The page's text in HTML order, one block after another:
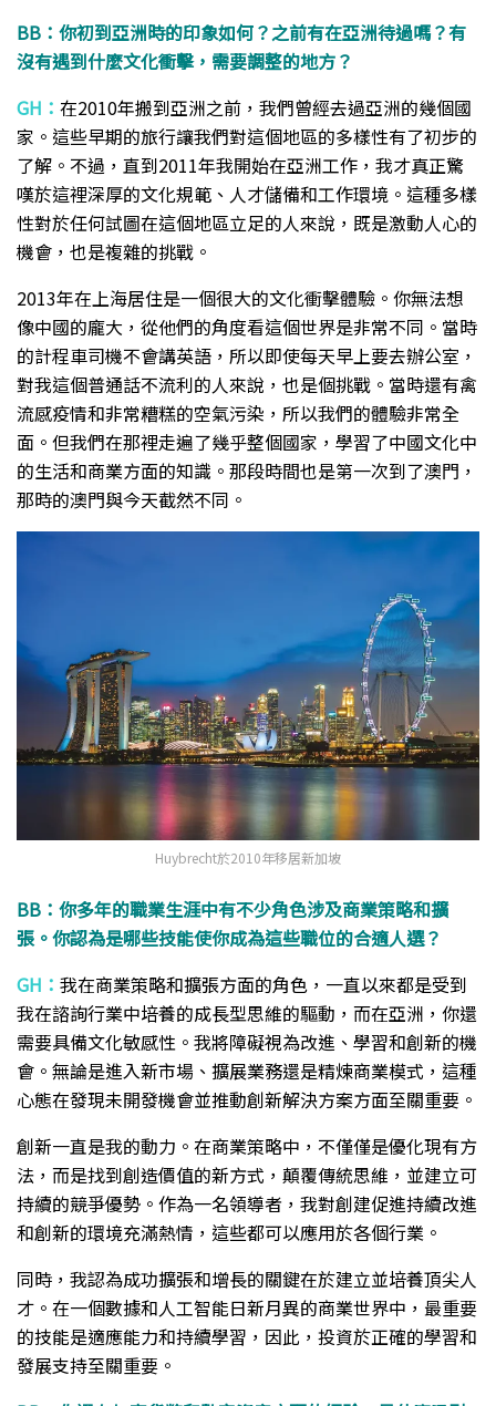
BB：你初到亞洲時的印象如何？之前有在亞洲待過嗎？有
沒有遇到什麼文化衝擊，需要調整的地方？
GH： 在2010年搬到亞洲之前，我們曾經去過亞洲的幾個國
家。這些早期的旅行讓我們對這個地區的多樣性有了初步的
了解。不過，直到2011年我開始在亞洲工作，我才真正驚
嘆於這裡深厚的文化規範、人才儲備和工作環境。這種多樣
性對於任何試圖在這個地區立足的人來說，既是激動人心的
機會，也是複雜的挑戰。
2013年在上海居住是一個很大的文化衝擊體驗。你無法想
像中國的龐大，從他們的角度看這個世界是非常不同。當時
的計程車司機不會講英語，所以即使每天早上要去辦公室，
對我這個普通話不流利的人來說，也是個挑戰。當時還有禽
流感疫情和非常糟糕的空氣污染，所以我們的體驗非常全
面。但我們在那裡走遍了幾乎整個國家，學習了中國文化中
的生活和商業方面的知識。那段時間也是第一次到了澳門，
那時的澳門與今天截然不同。
Huybrecht於2010年移居新加坡
BB：你多年的職業生涯中有不少角色涉及商業策略和擴
張。你認為是哪些技能使你成為這些職位的合適人選？
GH： 我在商業策略和擴張方面的角色，一直以來都是受到
我在諮詢行業中培養的成長型思維的驅動，而在亞洲，你還
需要具備文化敏感性。我將障礙視為改進、學習和創新的機
會。無論是進入新市場、擴展業務還是精煉商業模式，這種
心態在發現未開發機會並推動創新解決方案方面至關重要。
創新一直是我的動力。在商業策略中，不僅僅是優化現有方
法，而是找到創造價值的新方式，顛覆傳統思維，並建立可
持續的競爭優勢。作為一名領導者，我對創建促進持續改進
和創新的環境充滿熱情，這些都可以應用於各個行業。
同時，我認為成功擴張和增長的關鍵在於建立並培養頂尖人
才。在一個數據和人工智能日新月異的商業世界中，最重要
的技能是適應能力和持續學習，因此，投資於正確的學習和
發展支持至關重要。